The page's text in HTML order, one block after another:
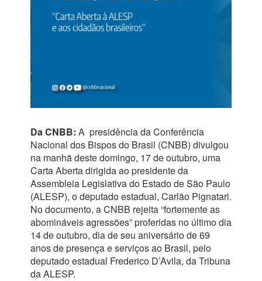
Da CNBB: A presidência da Conferência
Nacional dos Bispos do Brasil (CNBB) divulgou
na manhã deste domingo, 17 de outubro, uma
Carta Aberta dirigida ao presidente da
Assembleia Legislativa do Estado de São Paulo
(ALESP), o deputado estadual, Carlão Pignatari.
No documento, a CNBB rejeita “fortemente as
abomináveis agressões” proferidas no último dia
14 de outubro, dia de seu aniversário de 69
anos de presença e serviços ao Brasil, pelo
deputado estadual Frederico D’Avila, da Tribuna
da ALESP.